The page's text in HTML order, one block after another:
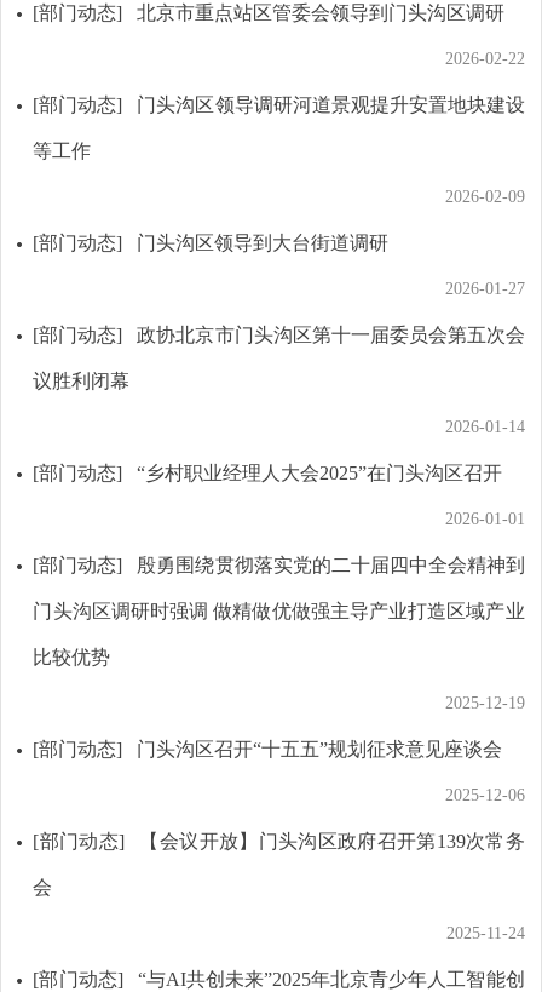
[部门动态] 北京市重点站区管委会领导到门头沟区调研
2026-02-22
[部门动态] 门头沟区领导调研河道景观提升安置地块建设
等工作
2026-02-09
[部门动态] 门头沟区领导到大台街道调研
2026-01-27
[部门动态] 政协北京市门头沟区第十一届委员会第五次会
议胜利闭幕
2026-01-14
[部门动态] “乡村职业经理人大会2025”在门头沟区召开
2026-01-01
[部门动态] 殷勇围绕贯彻落实党的二十届四中全会精神到
门头沟区调研时强调 做精做优做强主导产业打造区域产业
比较优势
2025-12-19
[部门动态] 门头沟区召开“十五五”规划征求意见座谈会
2025-12-06
[部门动态] 【会议开放】门头沟区政府召开第139次常务
会
2025-11-24
[部门动态] “与AI共创未来”2025年北京青少年人工智能创